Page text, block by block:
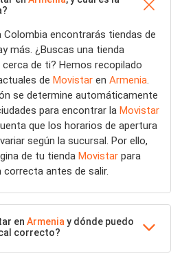
encontrarás tiendas de
más. ¿Buscas una tienda
cerca de ti? Hemos recopilado
de Movistar en Armenia.
se determine automáticamente
para encontrar la Movistar
que los horarios de apertura
según la sucursal. Por ello,
de tu tienda Movistar para
antes de salir.
en Armenia y dónde puedo
correcto?